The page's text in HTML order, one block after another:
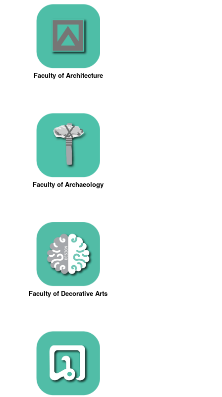
Faculty of Architecture
Faculty of Archaeology
Faculty of Decorative Arts